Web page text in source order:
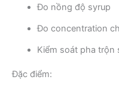
Đo nồng độ syrup
Đo concentration
Kiểm soát pha trộn
Đặc điểm: